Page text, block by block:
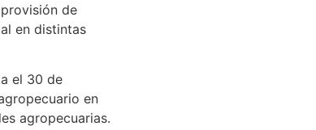
de
en distintas
el 30 de
en
agropecuarias.